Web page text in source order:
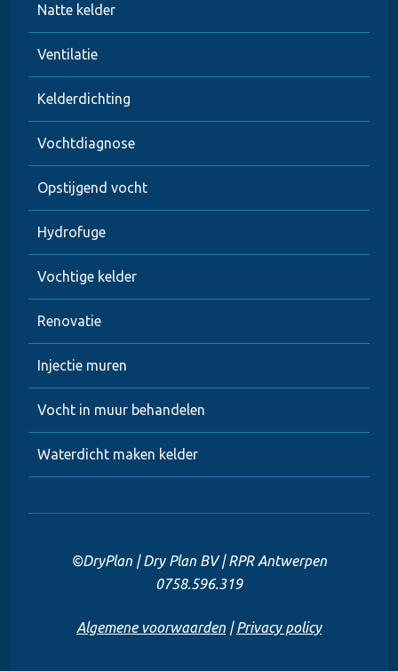
Natte kelder
Ventilatie
Kelderdichting
Vochtdiagnose
Opstijgend vocht
Hydrofuge
Vochtige kelder
Renovatie
Injectie muren
Vocht in muur behandelen
Waterdicht maken kelder
©DryPlan | Dry Plan BV | RPR Antwerpen
0758.596.319
Algemene voorwaarden |Privacy policy